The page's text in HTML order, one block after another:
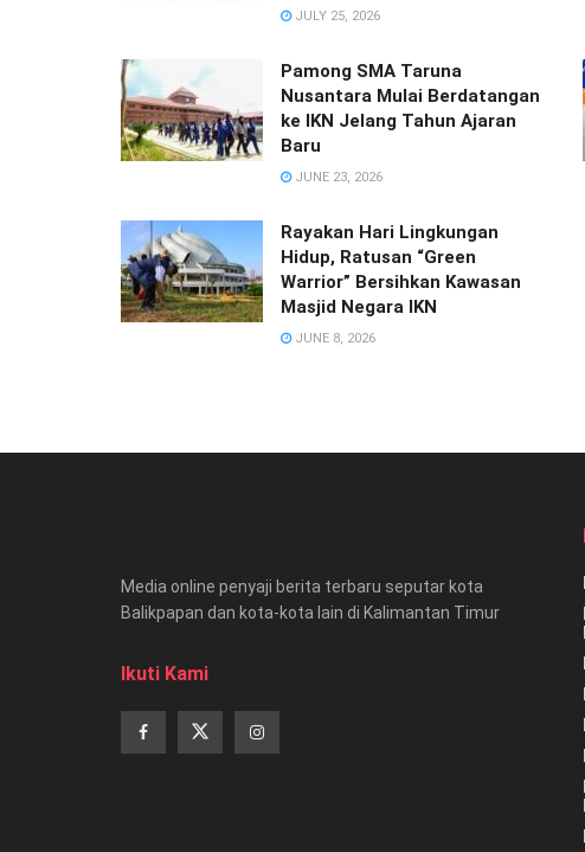
JULY 25, 2026
Pamong SMA Taruna
Nusantara Mulai Berdatangan
ke IKN Jelang Tahun Ajaran
Baru
JUNE 23, 2026
Rayakan Hari Lingkungan
Hidup, Ratusan “Green
Warrior” Bersihkan Kawasan
Masjid Negara IKN
JUNE 8, 2026
Media online penyaji berita terbaru seputar kota
Balikpapan dan kota-kota lain di Kalimantan Timur
Ikuti Kami